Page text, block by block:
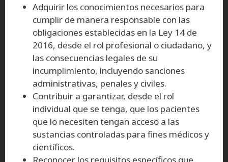
Adquirir los conocimientos necesarios para
cumplir de manera responsable con las
obligaciones establecidas en la Ley 14 de
2016, desde el rol profesional o ciudadano, y
las consecuencias legales de su
incumplimiento, incluyendo sanciones
administrativas, penales y civiles.
Contribuir a garantizar, desde el rol
individual que se tenga, que los pacientes
que lo necesiten tengan acceso a las
sustancias controladas para fines médicos y
científicos.
Reconocer los requisitos específicos que